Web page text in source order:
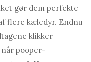
gør dem perfekte
flere kæledyr. Endnu
klikker
pooper-